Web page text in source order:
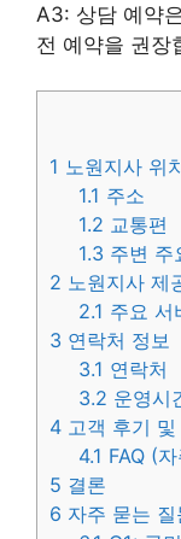
A3: 상담 예약
전 예약을 권장
1 노원지사 위
1.1 주소
1.2 교통편
1.3 주변 주
2 노원지사 제
2.1 주요 서
3 연락처 정보
3.1 연락처
3.2 운영시
4 고객 후기 및
4.1 FAQ (
5 결론
6 자주 묻는